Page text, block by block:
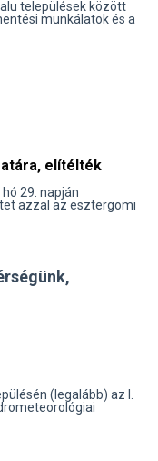
települések között
munkálatok és a
elítélték
29. napján
azzal az esztergomi
(legalább) az I.